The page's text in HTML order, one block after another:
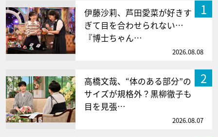
1
伊藤沙莉、芦田愛菜が好きす
ぎて目を合わせられない…
『博士ちゃん…
2026.08.08
2
高橋文哉、“体のある部分”の
サイズが規格外？黒柳徹子も
目を見張…
2026.08.07